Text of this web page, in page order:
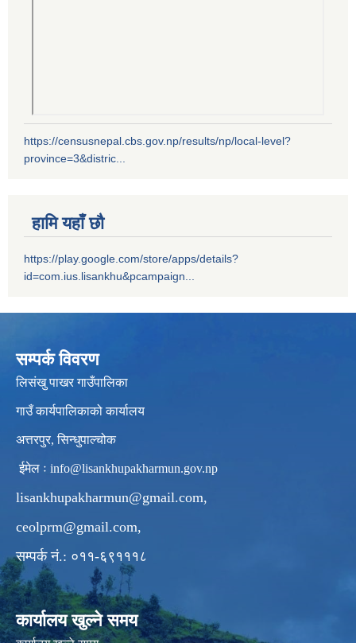
https://censusnepal.cbs.gov.np/results/np/local-level?
province=3&distric...
हामि यहाँ छौ
https://play.google.com/store/apps/details?
id=com.ius.lisankhu&pcampaign...
सम्पर्क विवरण
लिसंखु पाखर गाउँपालिका
गाउँ कार्यपालिकाको कार्यालय
अत्तरपुर, सिन्धुपाल्चोक
ईमेल ः info@lisankhupakharmun.gov.np
lisankhupakharmun@gmail.com,
ceolprm@gmail.com,
सम्पर्क नं.: ०११-६९१११८
कार्यालय खुल्ने समय